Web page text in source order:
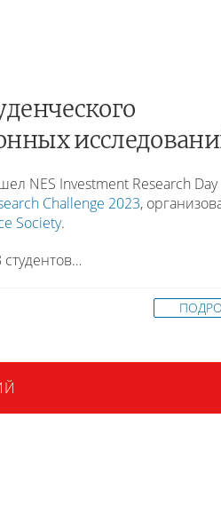
NES Investment Research
Challenge 2023,
Society.